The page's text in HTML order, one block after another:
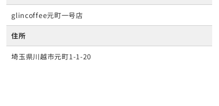
glincoffee元町一号店
住所
埼玉県川越市元町1-1-20